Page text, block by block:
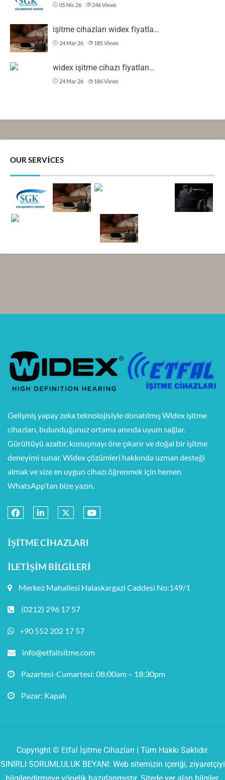
05 Nis 26 246Views
işitme cihazları widex fiyatla…
24 Mar 26 185Views
widex işitme cihazı fiyatları…
24 Mar 26 186Views
OUR SERVICES
Gelişmiş yapay zeka teknolojisiyle donatılmış Widex işitme
cihazları, bulunduğunuz ortama anında uyum sağlar.
Gürültüyü azaltır, konuşmayı öne çıkarır ve doğal bir işitme
deneyimi sunar. Widex çözümleri hakkında uzman desteği
almak ve size en uygun cihazı öğrenmek için hemen
WhatsApp’tan bize yazın.
İŞITME CIHAZLARI
İLETIŞIM BILGILERI
Merkez Mahallesi Halaskargazi Caddesi No:149/1
(0212) 296 17 57
+90 552 202 17 57
info@etfalisitme.com
Pazartesi-Cumartesi: 08:00am – 18:30pm
Pazar: Kapalı
Copyright © Etfal İşitme Cihazları | Tüm Hakkı Saklıdır.
SINIRLI SORUMLULUK BEYANI: Web sitemizin içeriği, ziyaretçiyi